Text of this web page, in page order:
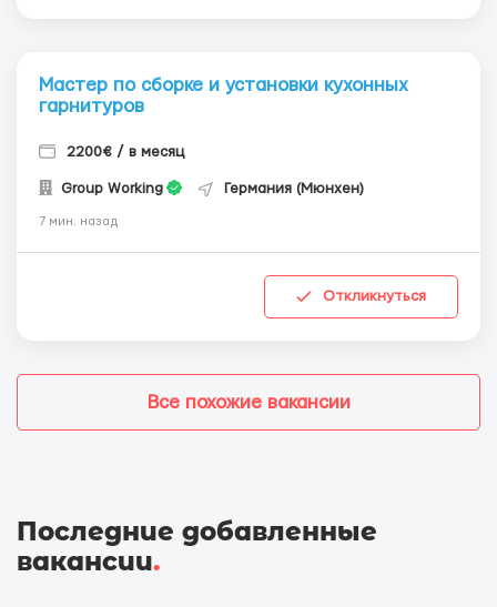
Мастер по сборке и установки кухонных
гарнитуров
2200€ / в месяц
Group Working Германия (Мюнхен)
7 мин. назад
Откликнуться
Все похожие вакансии
Последние добавленные
вакансии.